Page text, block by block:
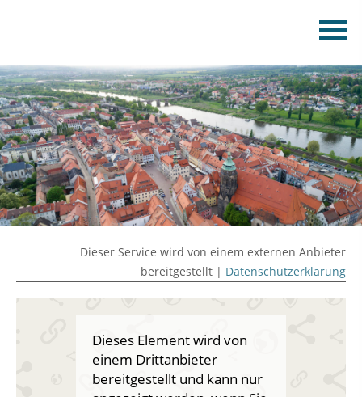
Dieser Service wird von einem externen Anbieter
bereitgestellt | Datenschutzerklärung
Dieses Element wird von
einem Drittanbieter
bereitgestellt und kann nur